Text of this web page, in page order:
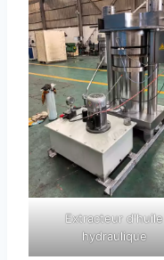
Extracteur d'huile
hydraulique